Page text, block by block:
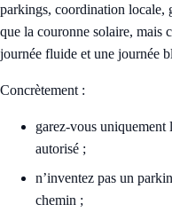
parkings, coordination locale,
que la couronne solaire, mais
journée fluide et une journée
Concrètement :
garez-vous uniquement
autorisé ;
n’inventez pas un
chemin ;